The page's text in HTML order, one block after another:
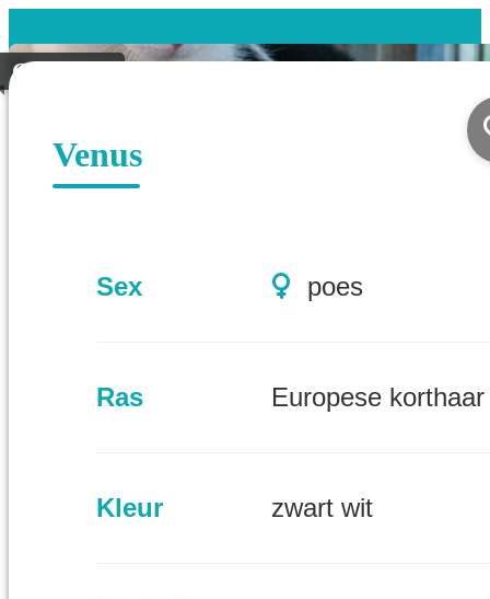
Gevonden
Venus
Sex poes
Ras Europese korthaar
Kleur zwart wit